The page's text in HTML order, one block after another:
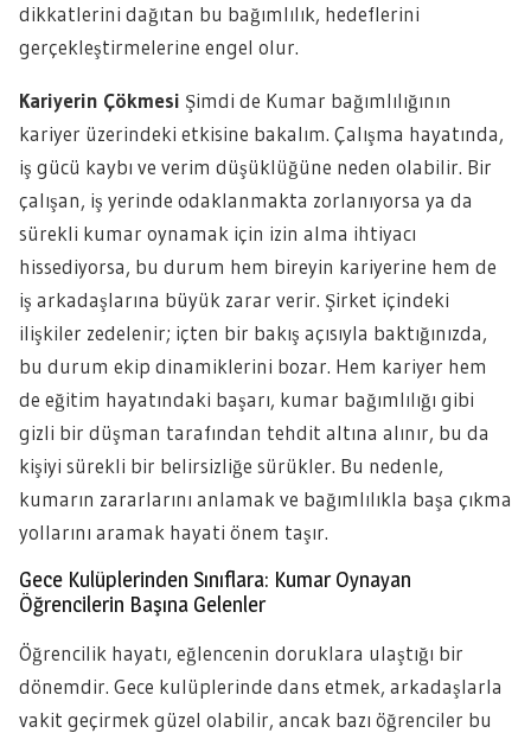
dikkatlerini dağıtan bu bağımlılık, hedeflerini
gerçekleştirmelerine engel olur.
Kariyerin Çökmesi Şimdi de Kumar bağımlılığının
kariyer üzerindeki etkisine bakalım. Çalışma hayatında,
iş gücü kaybı ve verim düşüklüğüne neden olabilir. Bir
çalışan, iş yerinde odaklanmakta zorlanıyorsa ya da
sürekli kumar oynamak için izin alma ihtiyacı
hissediyorsa, bu durum hem bireyin kariyerine hem de
iş arkadaşlarına büyük zarar verir. Şirket içindeki
ilişkiler zedelenir; içten bir bakış açısıyla baktığınızda,
bu durum ekip dinamiklerini bozar. Hem kariyer hem
de eğitim hayatındaki başarı, kumar bağımlılığı gibi
gizli bir düşman tarafından tehdit altına alınır, bu da
kişiyi sürekli bir belirsizliğe sürükler. Bu nedenle,
kumarın zararlarını anlamak ve bağımlılıkla başa çıkma
yollarını aramak hayati önem taşır.
Gece Kulüplerinden Sınıflara: Kumar Oynayan
Öğrencilerin Başına Gelenler
Öğrencilik hayatı, eğlencenin doruklara ulaştığı bir
dönemdir. Gece kulüplerinde dans etmek, arkadaşlarla
vakit geçirmek güzel olabilir, ancak bazı öğrenciler bu